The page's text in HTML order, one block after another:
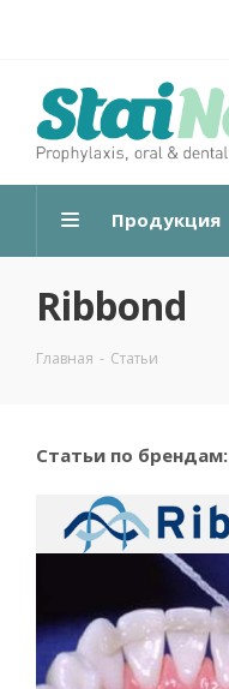
Продукция
Ribbond
Главная - Статьи
Статьи по брендам: